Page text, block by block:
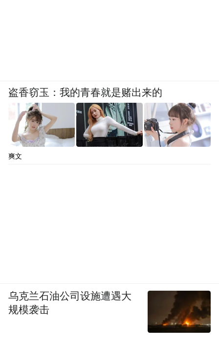
盗香窃玉：我的青春就是赌出来的
爽文
乌克兰石油公司设施遭遇大
规模袭击